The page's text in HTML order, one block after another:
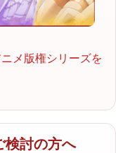
メ版権シリーズを
検討の方へ